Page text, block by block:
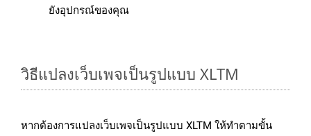
ยังอุปกรณ์ของคุณ
วิธีแปลงเว็บเพจเป็นรูปแบบ XLTM
หากต้องการแปลงเว็บเพจเป็นรูปแบบ XLTM ให้ทำตามขั้น